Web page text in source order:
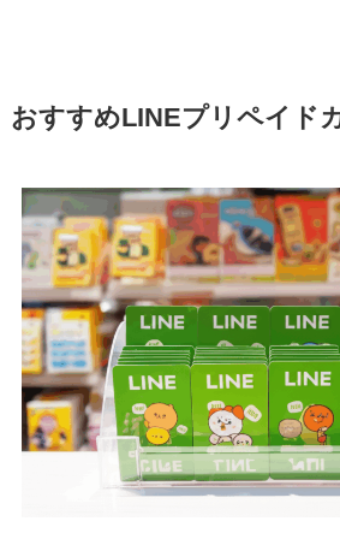
おすすめLINEプリペイド